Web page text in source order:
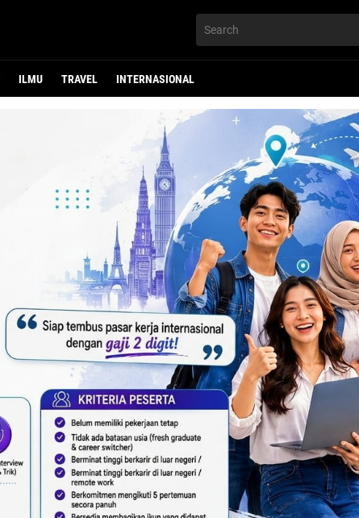
ILMU TRAVEL INTERNASIONAL